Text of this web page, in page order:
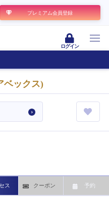
プレミアム会員登録
ログイン
ベックス)
ス クーポン 予約